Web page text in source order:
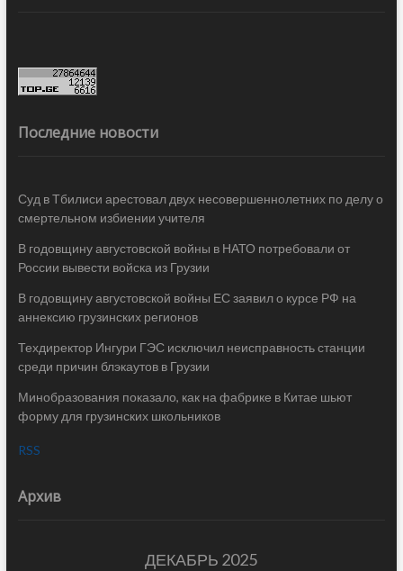
Последние новости
Суд в Тбилиси арестовал двух несовершеннолетних по делу о
смертельном избиении учителя
В годовщину августовской войны в НАТО потребовали от
России вывести войска из Грузии
В годовщину августовской войны ЕС заявил о курсе РФ на
аннексию грузинских регионов
Техдиректор Ингури ГЭС исключил неисправность станции
среди причин блэкаутов в Грузии
Минобразования показало, как на фабрике в Китае шьют
форму для грузинских школьников
RSS
Архив
ДЕКАБРЬ 2025